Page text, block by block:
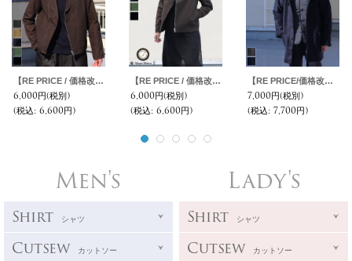
【RE PRICE / 価格改定】ヘビーオックスライダースジャケット【MADE IN JAPAN】『日本製』 / Upscape Audience
6,000円(税別)
(税込: 6,600円)
【RE PRICE / 価格改定】ヘビーオックスライダースジャケット【MADE IN JAPAN】『日本製』 / Upscape Audience
6,000円(税別)
(税込: 6,600円)
【RE PRICE/価格改定】イタリア製ファブリックスライバーニットミルドフードオーバーアトリエコート【MADE IN JAPAN】『日本製』 / Upscape Audience
7,000円(税別)
(税込: 7,700円)
Men's
Shirt シャツ
Cutsew カットソー
Lady's
Shirt シャツ
Cutsew カットソー